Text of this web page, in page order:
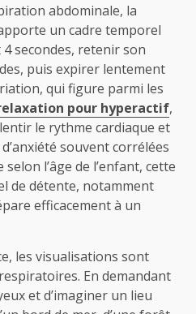
abdominale, la
un cadre temporel
secondes, retenir son
puis expirer lentement
qui figure parmi les
pour hyperactif,
le rythme cardiaque et
souvent corrélées
l’âge de l’enfant, cette
de détente, notamment
efficacement à un
les visualisations sont
En demandant
et d’imaginer un lieu